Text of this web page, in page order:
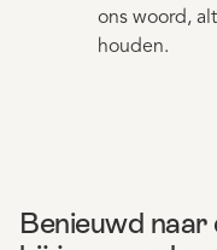
ons woord,
houden.
Benieuwd naar